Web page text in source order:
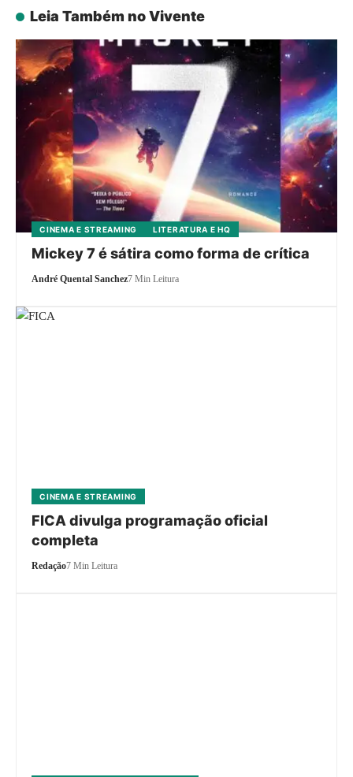
Leia Também no Vivente
CINEMA E STREAMING LITERATURA E HQ
Mickey 7 é sátira como forma de crítica
André Quental Sanchez7 Min Leitura
CINEMA E STREAMING
FICA divulga programação oficial
completa
Redação7 Min Leitura